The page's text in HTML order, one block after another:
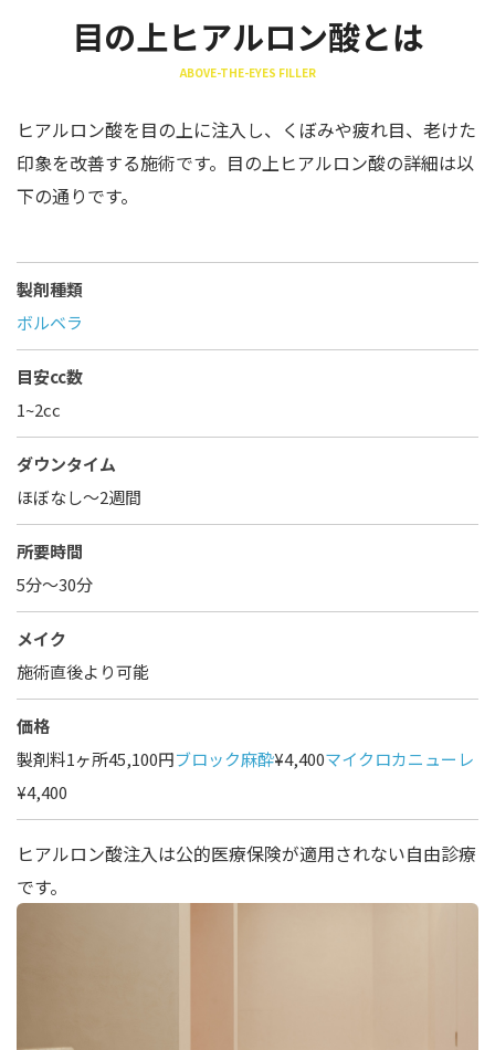
目の上ヒアルロン酸とは
ABOVE-THE-EYES FILLER
ヒアルロン酸を目の上に注入し、くぼみや疲れ目、老けた
印象を改善する施術です。目の上ヒアルロン酸の詳細は以
下の通りです。
製剤種類
ボルベラ
目安cc数
1~2cc
ダウンタイム
ほぼなし〜2週間
所要時間
5分～30分
メイク
施術直後より可能
価格
製剤料1ヶ所45,100円ブロック麻酔¥4,400マイクロカニューレ
¥4,400
ヒアルロン酸注入は公的医療保険が適用されない自由診療
です。